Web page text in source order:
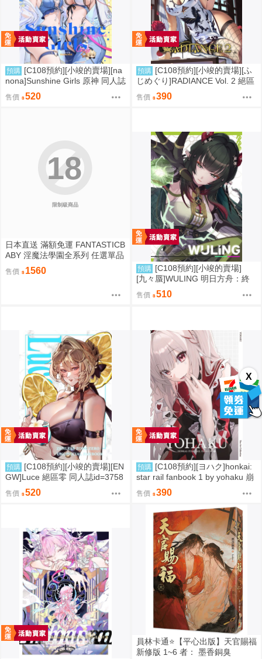
X
預購 [C108預約][小竣的賣場][na
nona]Sunshine Girls 原神 同人誌
id=3774614
售價 520
預購 [C108預約][小竣的賣場][ふ
じめぐり]RADIANCE Vol. 2 絕區
零 同人誌id=3755087
售價 390
限制級商品
18
日本直送 滿額免運 FANTASTICB
ABY 淫魔法學園全系列 任選單品
/ 3位學妹豪華全套組 疾風雷神
售價 1560 預購 [C108預約][小竣的賣場]
[九々蜃]WULING 明日方舟：終
末地 同人誌id=3774619
售價 510
預購 [C108預約][小竣的賣場][EN
GW]Luce 絕區零 同人誌id=3758
售價 520
預購 [C108預約][ヨハク]honkai:
star rail fanbook 1 by yohaku 崩
壞：星穹鐵道 同人誌id=3767971
售價 390
員林卡通⭐️【平心出版】天官賜福
新修版 1~6 者： 墨香銅臭